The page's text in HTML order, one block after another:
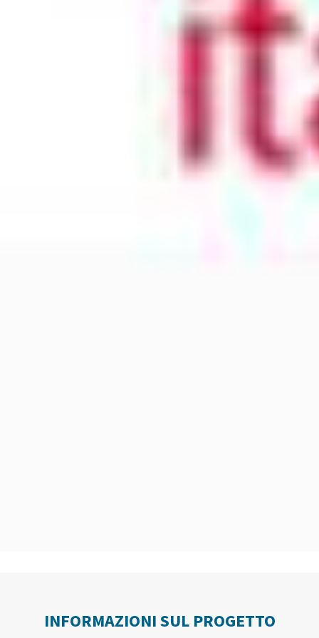
INFORMAZIONI SUL PROGETTO